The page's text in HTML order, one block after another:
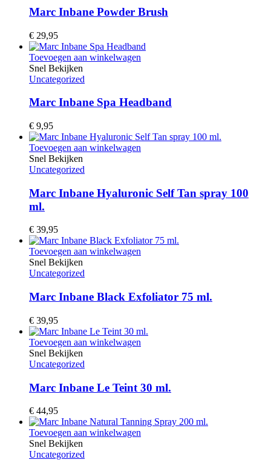
Marc Inbane Powder Brush
€ 29,95
Toevoegen aan winkelwagen
Snel Bekijken
Uncategorized
Marc Inbane Spa Headband
€ 9,95
Toevoegen aan winkelwagen
Snel Bekijken
Uncategorized
Marc Inbane Hyaluronic Self Tan spray 100
ml.
€ 39,95
Toevoegen aan winkelwagen
Snel Bekijken
Uncategorized
Marc Inbane Black Exfoliator 75 ml.
€ 39,95
Toevoegen aan winkelwagen
Snel Bekijken
Uncategorized
Marc Inbane Le Teint 30 ml.
€ 44,95
Toevoegen aan winkelwagen
Snel Bekijken
Uncategorized